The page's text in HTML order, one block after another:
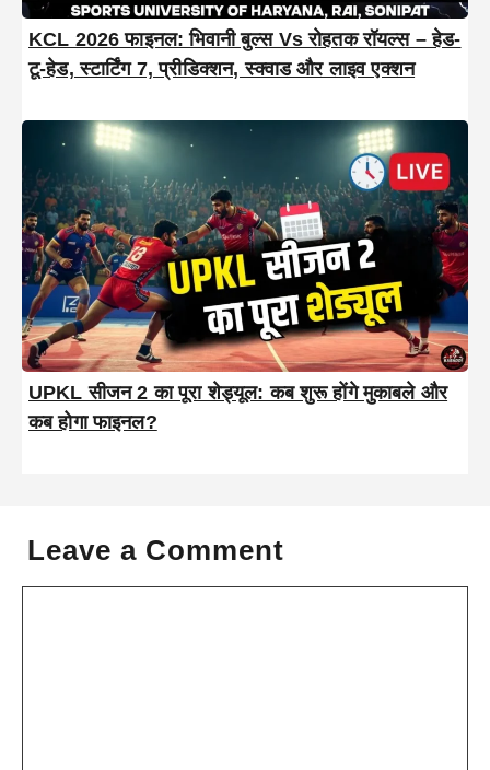
KCL 2026 फाइनल: भिवानी बुल्स Vs रोहतक रॉयल्स – हेड-
टू-हेड, स्टार्टिंग 7, प्रीडिक्शन, स्क्वाड और लाइव एक्शन
UPKL सीजन 2 का पूरा शेड्यूल: कब शुरू होंगे मुकाबले और
कब होगा फाइनल?
Leave a Comment